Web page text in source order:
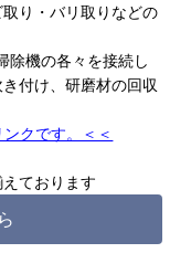
り・バリ取りなどの
除機の各々を接続し
付け、研磨材の回収
クです。＜＜
ております